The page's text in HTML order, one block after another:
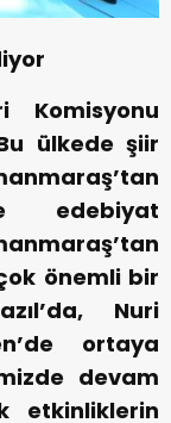
Komisyonu
ülkede şiir
edebiyat
önemli bir
Nuri
ortaya
devam
etkinliklerin